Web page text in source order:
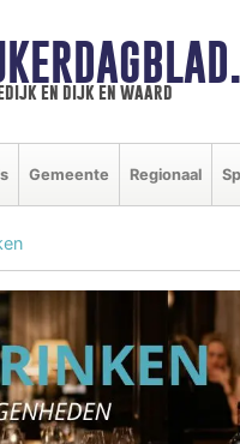
en dijk en waard
Gemeente Regionaal